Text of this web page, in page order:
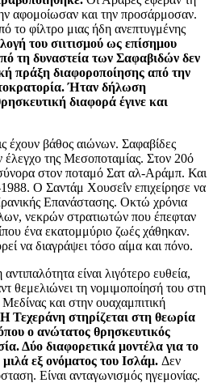
αφομοίωσαν και την προσάρμοσαν.
το φίλτρο μιας ήδη ανεπτυγμένης
του σιιτισμού ως επίσημου
τη δυναστεία των Σαφαβιδών δεν
πράξη διαφοροποίησης από την
Ήταν δήλωση
διαφορά έγινε και
έχουν βάθος αιώνων. Σαφαβίδες
έλεγχο της Μεσοποταμίας. Στον 20ό
στον ποταμό Σατ αλ-Αράμπ. Και
Ο Σαντάμ Χουσεΐν επιχείρησε να
Επανάστασης. Οκτώ χρόνια
νεκρών στρατιωτών που έπεφταν
ένα εκατομμύριο ζωές χάθηκαν.
να διαγράψει τόσο αίμα και πόνο.
αντιπαλότητα είναι λιγότερο ευθεία,
θεμελιώνει τη νομιμοποίησή του στη
και στην ουαχαμπιτική
Η Τεχεράνη στηρίζεται στη θεωρία
ο ανώτατος θρησκευτικός
Δύο διαφορετικά μοντέλα για το
εξ ονόματος του Ισλάμ. Δεν
Είναι ανταγωνισμός ηγεμονίας.